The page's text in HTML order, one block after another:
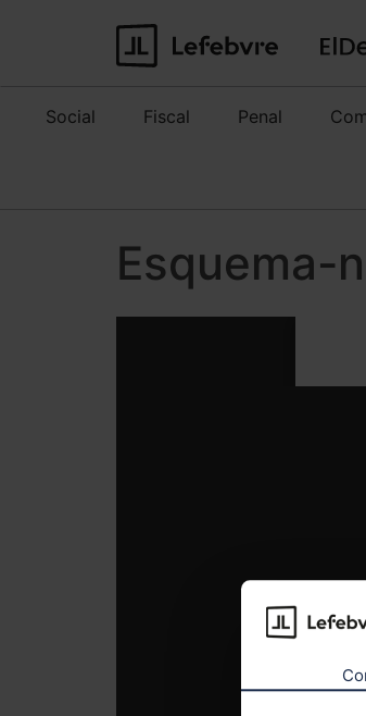
Social Fiscal Penal
Esquema-